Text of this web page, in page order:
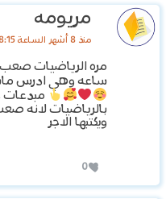
مريومه
منذ 8 أشهر الساعة 08:15
مره الرياضيات
ساعه وهي ادرس
مبدعات
بالرياضيات لانه
ويكتبها الاجر
0